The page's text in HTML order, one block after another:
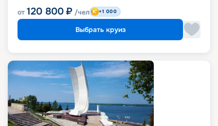
от 120 800 ₽ /чел +1 000
Выбрать круиз